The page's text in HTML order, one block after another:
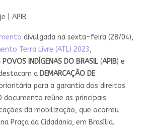
| APIB
divulgada na sexta-feira (28/04),
Terra Livre (ATL) 2023,
INDÍGENAS DO BRASIL(APIB) e
a DEMARCAÇÃO DE
para a garantia dos direitos
documento reúne as principais
da mobilização, que ocorreu
Praça da Cidadania, em Brasília.